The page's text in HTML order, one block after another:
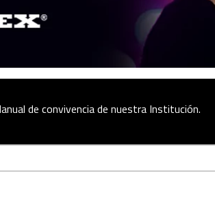
de convivencia de nuestra Institución.